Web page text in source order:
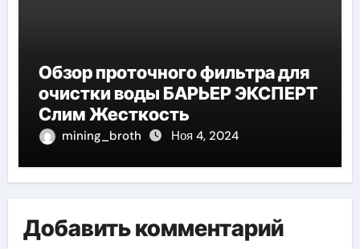
Обзор проточного фильтра для
очистки воды БАРЬЕР ЭКСПЕРТ
Слим Жесткость
mining_broth Ноя 4, 2024
Добавить комментарий